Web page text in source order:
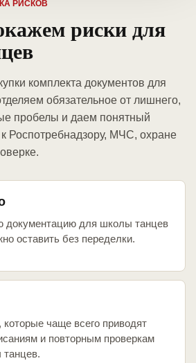
РИСКОВ
риски для
комплекта документов для
обязательное от лишнего,
пробелы и даем понятный
к Роспотребнадзору, МЧС, охране
документацию для школы танцев
оставить без переделки.
чаще всего приводят
и повторным проверкам